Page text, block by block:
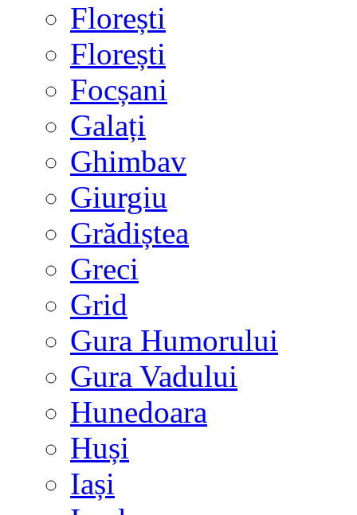
Florești
Florești
Focșani
Galați
Ghimbav
Giurgiu
Grădiștea
Greci
Grid
Gura Humorului
Gura Vadului
Hunedoara
Huși
Iași